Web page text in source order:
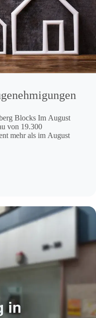
Blocks Im August
von 19.300
mehr als im August